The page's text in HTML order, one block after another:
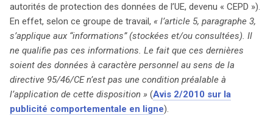
autorités de protection des données de l’UE, devenu « CEPD »).
En effet, selon ce groupe de travail, « l’article 5, paragraphe 3,
s’applique aux “informations” (stockées et/ou consultées). Il
ne qualifie pas ces informations. Le fait que ces dernières
soient des données à caractère personnel au sens de la
directive 95/46/CE n’est pas une condition préalable à
l’application de cette disposition » (Avis 2/2010 sur la
publicité comportementale en ligne).